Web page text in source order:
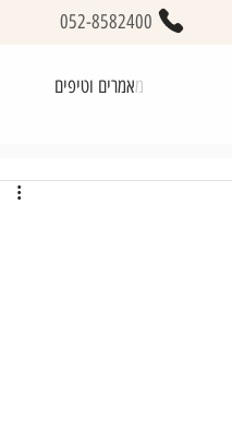
052-8582400
מאמרים וטיפים